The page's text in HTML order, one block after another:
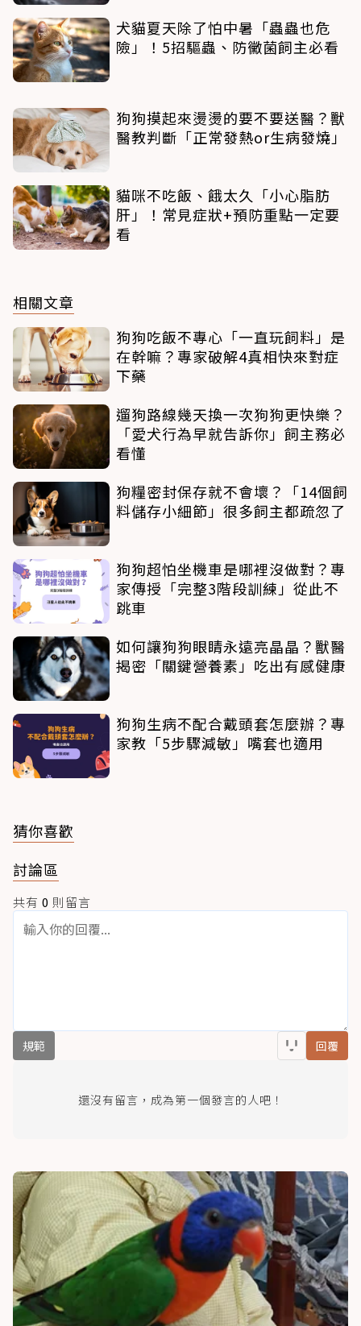
犬貓夏天除了怕中暑「蟲蟲也危
險」！5招驅蟲、防黴菌飼主必看
狗狗摸起來燙燙的要不要送醫？獸
醫教判斷「正常發熱or生病發燒」
貓咪不吃飯、餓太久「小心脂肪
肝」！常見症狀+預防重點一定要
看
相關文章
狗狗吃飯不專心「一直玩飼料」是
在幹嘛？專家破解4真相快來對症
下藥
遛狗路線幾天換一次狗狗更快樂？
「愛犬行為早就告訴你」飼主務必
看懂
狗糧密封保存就不會壞？「14個飼
料儲存小細節」很多飼主都疏忽了
狗狗超怕坐機車是哪裡沒做對？專
家傳授「完整3階段訓練」從此不
跳車
如何讓狗狗眼睛永遠亮晶晶？獸醫
揭密「關鍵營養素」吃出有感健康
狗狗生病不配合戴頭套怎麼辦？專
家教「5步驟減敏」嘴套也適用
猜你喜歡
討論區
共有 0 則留言
規範 回覆
還沒有留言，成為第一個發言的人吧！